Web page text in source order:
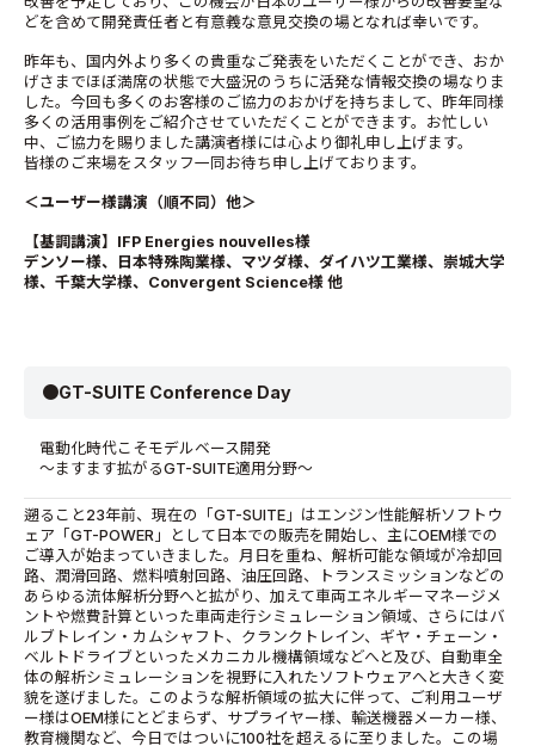
どを含めて開発責任者と有意義な意見交換の場となれば幸いです。
昨年も、国内外より多くの貴重なご発表をいただくことができ、おか
げさまでほぼ満席の状態で大盛況のうちに活発な情報交換の場なりま
した。今回も多くのお客様のご協力のおかげを持ちまして、昨年同様
多くの活用事例をご紹介させていただくことができます。お忙しい
中、ご協力を賜りました講演者様には心より御礼申し上げます。
皆様のご来場をスタッフ一同お待ち申し上げております。
＜ユーザー様講演（順不同）他＞
【基調講演】IFP Energies nouvelles様
デンソー様、日本特殊陶業様、マツダ様、ダイハツ工業様、 崇城大学
様、千葉大学様、Convergent Science様 他
●GT-SUITE Conference Day
電動化時代こそモデルベース開発
～ますます拡がるGT-SUITE適用分野～
遡ること23年前、現在の「GT-SUITE」はエンジン性能解析ソフトウ
ェア「GT-POWER」として日本での販売を開始し、主にOEM様での
ご導入が始まっていきました。月日を重ね、解析可能な領域が冷却回
路、潤滑回路、燃料噴射回路、油圧回路、トランスミッションなどの
あらゆる流体解析分野へと拡がり、加えて車両エネルギーマネージメ
ントや燃費計算といった車両走行シミュレーション領域、さらにはバ
ルブトレイン・カムシャフト、クランクトレイン、ギヤ・チェーン・
ベルトドライブといったメカニカル機構領域などへと及び、自動車全
体の解析シミュレーションを視野に入れたソフトウェアへと大きく変
貌を遂げました。このような解析領域の拡大に伴って、ご利用ユーザ
ー様はOEM様にとどまらず、サプライヤー様、輸送機器メーカー様、
教育機関など、今日ではついに100社を超えるに至りました。この場